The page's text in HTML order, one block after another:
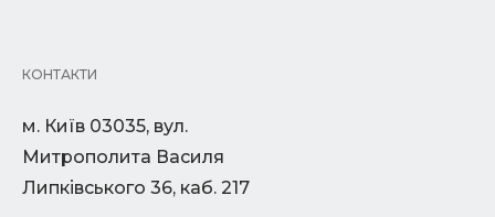
КОНТАКТИ
м. Київ 03035, вул.
Митрополита Василя
Липківського 36, каб. 217